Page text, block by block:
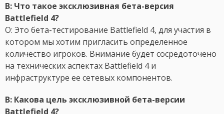
В: Что такое эксклюзивная бета-версия
Battlefield 4?
О: Это бета-тестирование Battlefield 4, для участия в
котором мы хотим пригласить определенное
количество игроков. Внимание будет сосредоточено
на технических аспектах Battlefield 4 и
инфраструктуре ее сетевых компонентов.
В: Какова цель эксклюзивной бета-версии
Battlefield 4?